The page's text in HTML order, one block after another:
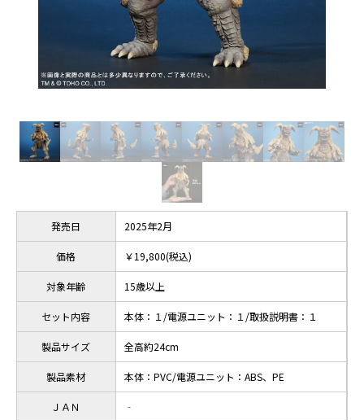
発売日 2025年2月
価格 ￥19,800(税込)
対象年齢 15歳以上
セット内容 本体：１/電源ユニット：１/取扱説明書：１
製品サイズ 全高約24cm
製品素材 本体：PVC/電源ユニット：ABS、PE
ＪＡＮ ‐